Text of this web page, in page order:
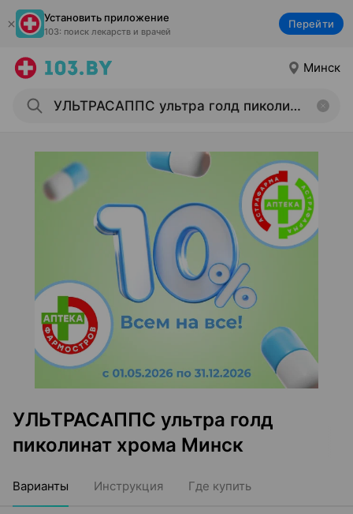
Установить приложение
103: поиск лекарств и врачей
Перейти
Минск
УЛЬТРАСАППС ультра голд
пиколинат хрома Минск
Варианты Инструкция Где купить